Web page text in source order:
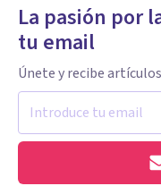
La pasión por
tu email
Únete y recibe